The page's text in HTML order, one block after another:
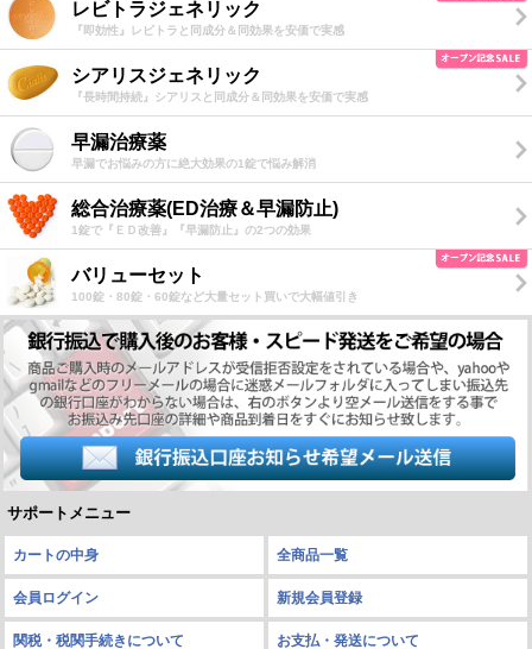
レビトラジェネリック
『即効性』レビトラと同成分＆同効果を安価で実感
シアリスジェネリック
『長時間持続』シアリスと同成分＆同効果を安価で実感
早漏治療薬
早漏でお悩みの方に絶大効果の1錠で悩み解消
総合治療薬(ED治療＆早漏防止)
1錠で『ＥＤ改善』『早漏防止』の2つの効果
バリューセット
100錠・80錠・60錠など大量セット買いで大幅値引き
サポートメニュー
カートの中身 全商品一覧
会員ログイン 新規会員登録
関税・税関手続きについて お支払・発送について